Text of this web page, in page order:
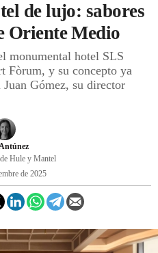
SESIÓN
de lujo: sabores
Oriente Medio
monumental hotel SLS
Fòrum, y su concepto ya
Juan Gómez, su director
Hule y Mantel
de 2025